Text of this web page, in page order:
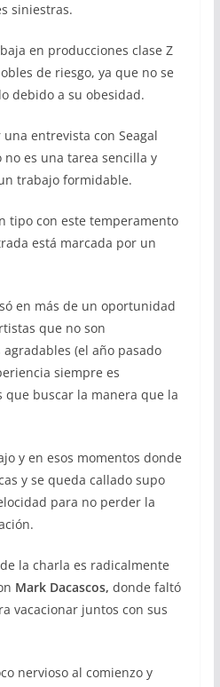
siniestras.
en producciones clase Z
de riesgo, ya que no se
debido a su obesidad.
entrevista con Seagal
es una tarea sencilla y
trabajo formidable.
tipo con este temperamento
está marcada por un
en más de un oportunidad
que no son
(el año pasado
siempre es
que buscar la manera que la
y en esos momentos donde
y se queda callado supo
para no perder la
la charla es radicalmente
Mark Dacascos, donde faltó
vacacionar juntos con sus
nervioso al comienzo y